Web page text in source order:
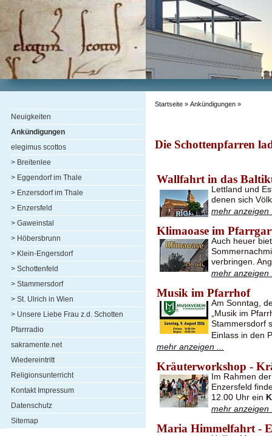
Neuigkeiten
Ankündigungen
elegimus scottos
> Breitenlee
> Eggendorf im Thale
> Enzersdorf im Thale
> Enzersfeld
> Gaweinstal
> Höbersbrunn
> Klein-Engersdorf
> Schottenfeld
> Stammersdorf
> St. Ulrich in Wien
> Unsere Liebe Frau z.d. Schotten
Pfarrradio
sakramente.net
Wiedereintritt
Religionsunterricht
Kontakt Impressum
Datenschutz
Sitemap
Startseite » Ankündigungen »
Die Schottenpfarren
Wallfahrt in das
Lettland und
denen sich
mehr anzeigen
Klimaoase im
Auch heuer
verbringen.
mehr anzeigen
Musik im Pfarrhof
Am Sonntag,
„Musik im
Stammersdorf
Einlass in den
mehr anzeigen ...
Kräuterworkshop -
Im Rahmen
Enzersfeld
12.00 Uhr ein
mehr anzeigen
Maria Himmelfahrt -